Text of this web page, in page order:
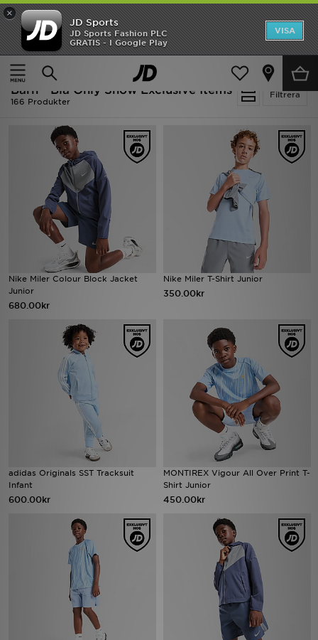
×
JD Sports
JD Sports Fashion PLC
GRATIS - I Google Play
VISA
Ny termin, ny stil Essentials för skolstarten
Hem
Barn
Filtrera
Barn - Blå Only Show Exclusive Items
166 Produkter
Nike Miler Colour Block Jacket
Junior
680.00kr
Nike Miler T-Shirt Junior
350.00kr
adidas Originals SST Tracksuit
Infant
600.00kr
MONTIREX Vigour All Over Print T-
Shirt Junior
450.00kr
Hem
Rea
Nyheter
Varumärken
Sport
Ladda ner appen
Mina meddelanden
JD Blogg